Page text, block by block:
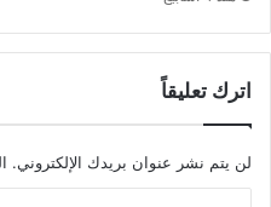
اترك تعليقاً
لن يتم نشر عنوان بريدك الإلكتروني.